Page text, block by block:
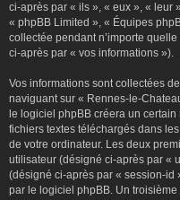
ci-après par « ils », « eux », « leur
« phpBB Limited », « Équipes
collectée pendant n’importe
ci-après par « vos informations »).
Vos informations sont collectées
naviguant sur « Rennes-le-
le logiciel phpBB créera un
fichiers textes téléchargés dans
de votre ordinateur. Les deux
utilisateur (désigné ci-après par «
(désigné ci-après par « session-id
par le logiciel phpBB. Un